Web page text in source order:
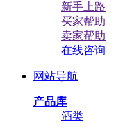
新手上路
买家帮助
卖家帮助
在线咨询
网站导航
产品库
酒类